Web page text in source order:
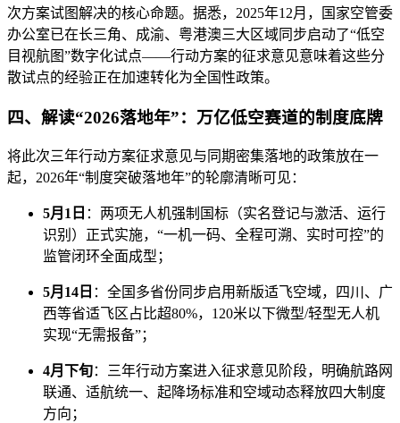
次方案试图解决的核心命题。据悉，2025年12月，国家空管委
办公室已在长三角、成渝、粤港澳三大区域同步启动了“低空
目视航图”数字化试点——行动方案的征求意见意味着这些分
散试点的经验正在加速转化为全国性政策。
四、解读“2026落地年”：万亿低空赛道的制度底牌
将此次三年行动方案征求意见与同期密集落地的政策放在一
起，2026年“制度突破落地年”的轮廓清晰可见：
5月1日 ：两项无人机强制国标（实名登记与激活、运行
识别）正式实施，“一机一码、全程可溯、实时可控”的
监管闭环全面成型；
5月14日 ：全国多省份同步启用新版适飞空域，四川、广
西等省适飞区占比超80%，120米以下微型/轻型无人机
实现“无需报备”；
4月下旬：三年行动方案进入征求意见阶段，明确航路网
联通、适航统一、起降场标准和空域动态释放四大制度
方向；